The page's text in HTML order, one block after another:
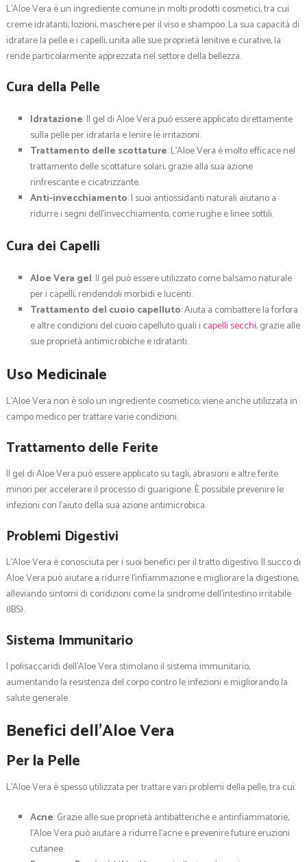
L’Aloe Vera è un ingrediente comune in molti prodotti cosmetici, tra cui
creme idratanti, lozioni, maschere per il viso e shampoo. La sua capacità di
idratare la pelle e i capelli, unita alle sue proprietà lenitive e curative, la
rende particolarmente apprezzata nel settore della bellezza.
Cura della Pelle
Idratazione: Il gel di Aloe Vera può essere applicato direttamente
sulla pelle per idratarla e lenire le irritazioni.
Trattamento delle scottature: L’Aloe Vera è molto efficace nel
trattamento delle scottature solari, grazie alla sua azione
rinfrescante e cicatrizzante.
Anti-invecchiamento: I suoi antiossidanti naturali aiutano a
ridurre i segni dell’invecchiamento, come rughe e linee sottili.
Cura dei Capelli
Aloe Vera gel: Il gel può essere utilizzato come balsamo naturale
per i capelli, rendendoli morbidi e lucenti.
Trattamento del cuoio capelluto: Aiuta a combattere la forfora
e altre condizioni del cuoio capelluto quali icapelli secchi, grazie alle
sue proprietà antimicrobiche e idratanti.
Uso Medicinale
L’Aloe Vera non è solo un ingrediente cosmetico; viene anche utilizzata in
campo medico per trattare varie condizioni.
Trattamento delle Ferite
Il gel di Aloe Vera può essere applicato su tagli, abrasioni e altre ferite
minori per accelerare il processo di guarigione. È possibile prevenire le
infezioni con l’aiuto della sua azione antimicrobica.
Problemi Digestivi
L’Aloe Vera è conosciuta per i suoi benefici per il tratto digestivo. Il succo di
Aloe Vera può aiutare a ridurre l’infiammazione e migliorare la digestione,
alleviando sintomi di condizioni come la sindrome dell’intestino irritabile
(IBS).
Sistema Immunitario
I polisaccaridi dell’Aloe Vera stimolano il sistema immunitario,
aumentando la resistenza del corpo contro le infezioni e migliorando la
salute generale.
Benefici dell’Aloe Vera
Per la Pelle
L’Aloe Vera è spesso utilizzata per trattare vari problemi della pelle, tra cui:
Acne: Grazie alle sue proprietà antibatteriche e antinfiammatorie,
l’Aloe Vera può aiutare a ridurre l’acne e prevenire future eruzioni
cutanee.